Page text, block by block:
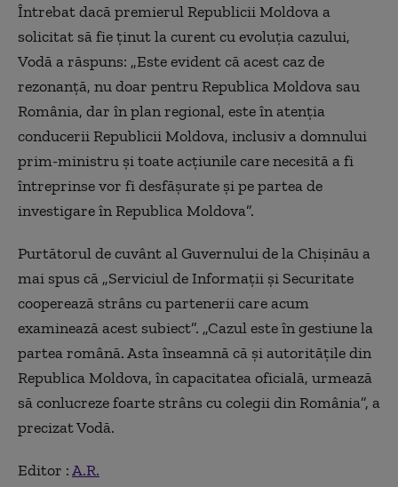
Întrebat dacă premierul Republicii Moldova a
solicitat să fie ținut la curent cu evoluția cazului,
Vodă a răspuns: „Este evident că acest caz de
rezonanță, nu doar pentru Republica Moldova sau
România, dar în plan regional, este în atenția
conducerii Republicii Moldova, inclusiv a domnului
prim-ministru și toate acțiunile care necesită a fi
întreprinse vor fi desfășurate și pe partea de
investigare în Republica Moldova”.
Purtătorul de cuvânt al Guvernului de la Chișinău a
mai spus că „Serviciul de Informații și Securitate
cooperează strâns cu partenerii care acum
examinează acest subiect”. „Cazul este în gestiune la
partea română. Asta înseamnă că și autoritățile din
Republica Moldova, în capacitatea oficială, urmează
să conlucreze foarte strâns cu colegii din România”, a
precizat Vodă.
Editor :A.R.